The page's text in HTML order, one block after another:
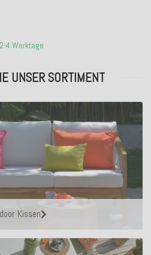
4 Werktage
UNSER SORTIMENT
Kissen